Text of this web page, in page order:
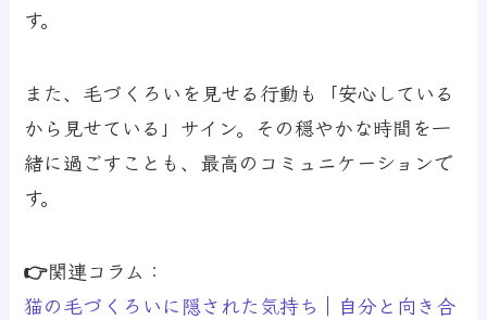
す。
また、毛づくろいを見せる行動も「安心している
から見せている」サイン。その穏やかな時間を一
緒に過ごすことも、最高のコミュニケーションで
す。
👉関連コラム：
猫の毛づくろいに隠された気持ち｜自分と向き合